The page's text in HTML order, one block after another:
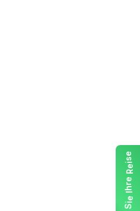
S
i
e
I
h
r
e
R
e
i
s
e